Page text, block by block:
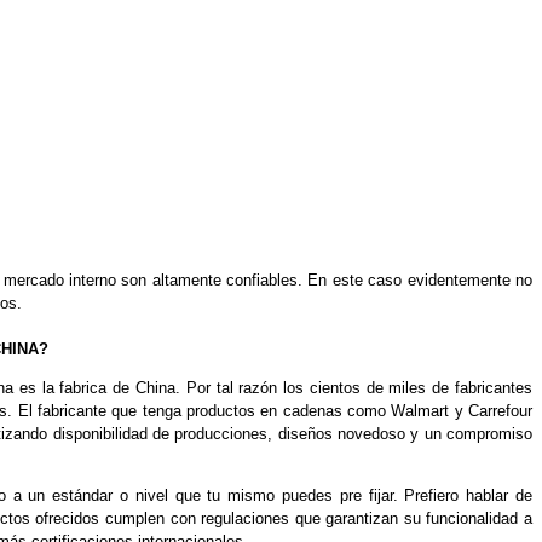
interno son altamente confiables. En este caso evidentemente no
es la fabrica de China. Por tal razón los cientos de miles de fabricantes
El fabricante que tenga productos en cadenas como Walmart y Carrefour
disponibilidad de producciones, diseños novedoso y un compromiso
un estándar o nivel que tu mismo puedes pre fijar. Prefiero hablar de
ofrecidos cumplen con regulaciones que garantizan su funcionalidad a